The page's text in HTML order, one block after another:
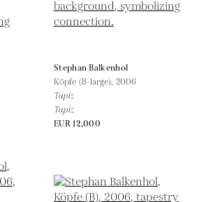
Stephan Balkenhol
Köpfe (B-large), 2006
Tapíz
Tapíz
EUR 12,000